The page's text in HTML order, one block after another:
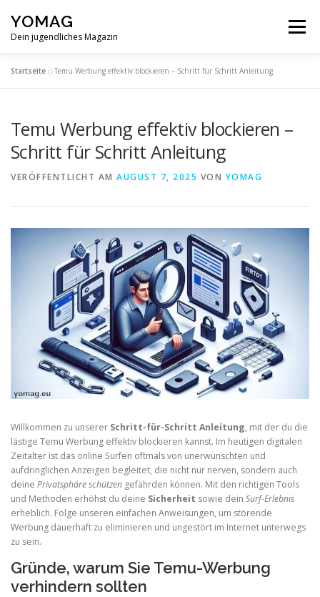
Inhalt
springen
YOMAG
Dein jugendliches Magazin
Menü
Startseite »Temu Werbung effektiv blockieren – Schritt für Schritt Anleitung
Temu Werbung effektiv blockieren –
Schritt für Schritt Anleitung
VERÖFFENTLICHT AM AUGUST 7, 2025 VON YOMAG
Willkommen zu unserer Schritt-für-Schritt Anleitung, mit der du die
lästige Temu Werbung effektiv blockieren kannst. Im heutigen digitalen
Zeitalter ist das online Surfen oftmals von unerwünschten und
aufdringlichen Anzeigen begleitet, die nicht nur nerven, sondern auch
deine Privatsphäre schützen gefährden können. Mit den richtigen Tools
und Methoden erhöhst du deine Sicherheit sowie dein Surf-Erlebnis
erheblich. Folge unseren einfachen Anweisungen, um störende
Werbung dauerhaft zu eliminieren und ungestört im Internet unterwegs
zu sein.
Gründe, warum Sie Temu-Werbung
verhindern sollten